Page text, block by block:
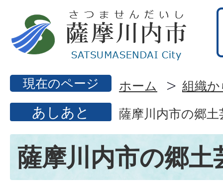
現在のページ ホーム 組織
あしあと 薩摩川内市の郷土
薩摩川内市の郷土